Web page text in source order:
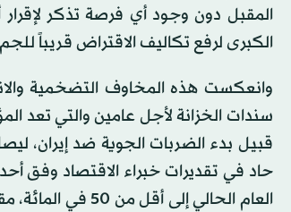
المقبل دون وجود أي فرصة تذكر
الكبرى لرفع تكاليف الاقتراض قريباً
وانعكست هذه المخاوف التضخمية
قبيل بدء الضربات الجوية ضدإيران
حاد في تقديرات خبراء الاقتصاد وفق
العام الحالي